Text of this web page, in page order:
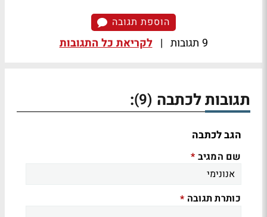
הוספת תגובה
9 תגובות | לקריאת כל התגובות
תגובות לכתבה (9)
:
הגב לכתבה
שם המגיב *
כותרת תגובה *